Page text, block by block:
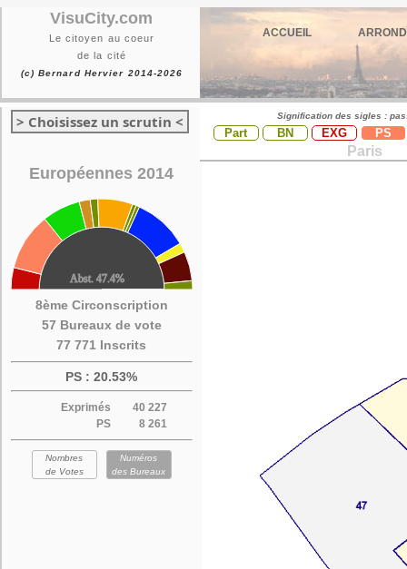
VisuCity.com
Le citoyen au coeur
de la cité
(c) Bernard Hervier 2014-2026
ACCUEIL
> Choisissez un scrutin <
Européennes 2014
8ème Circonscription
57 Bureaux de vote
77 771 Inscrits
PS : 20.53%
Exprimés
40 227
PS
8 261
Nombres
de Votes
Numéros
des Bureaux
Signification des sigles :
Part BN EXG PS
Paris